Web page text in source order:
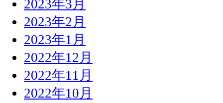
2023年3月
2023年2月
2023年1月
2022年12月
2022年11月
2022年10月